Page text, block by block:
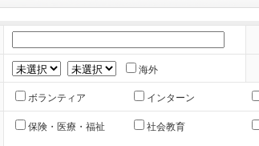
海外
ボランティア インターン
保険・医療・福祉 社会教育